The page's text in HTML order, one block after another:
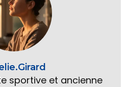
sportive et ancienne